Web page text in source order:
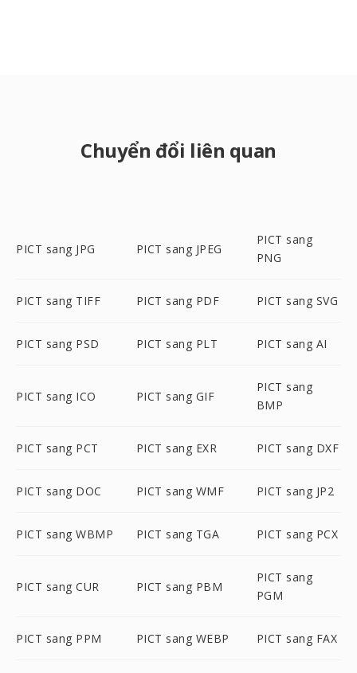
Chuyển đổi liên quan
PICT sang JPG PICT sang JPEG
PICT sang
PNG
PICT sang TIFF PICT sang PDF PICT sang SVG
PICT sang PSD PICT sang PLT PICT sang AI
PICT sang ICO PICT sang GIF
PICT sang
BMP
PICT sang PCT PICT sang EXR PICT sang DXF
PICT sang DOC PICT sang WMF PICT sang JP2
PICT sang WBMP PICT sang TGA PICT sang PCX
PICT sang CUR PICT sang PBM
PICT sang
PGM
PICT sang PPM PICT sang WEBP PICT sang FAX